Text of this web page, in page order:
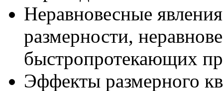
Неравновесные
размерности,
быстропротекающих
Эффекты размерного